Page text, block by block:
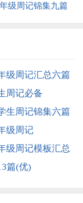
年级周记锦集九篇
级周记汇总六篇
周记必备
生周记锦集六篇
级周记
级周记模板汇总
篇(优)